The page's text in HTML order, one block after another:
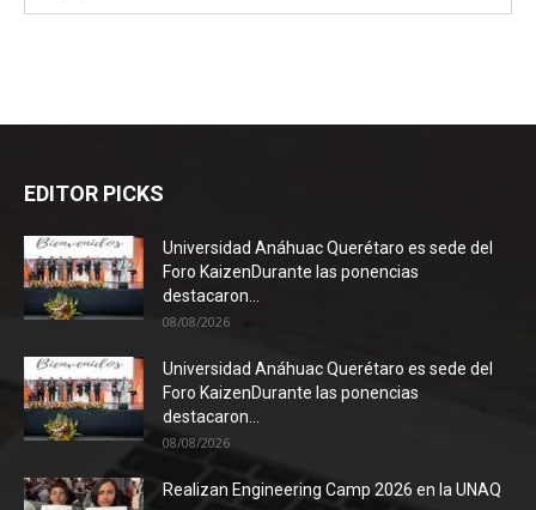
EDITOR PICKS
Universidad Anáhuac Querétaro es sede del
Foro KaizenDurante las ponencias
destacaron...
08/08/2026
Universidad Anáhuac Querétaro es sede del
Foro KaizenDurante las ponencias
destacaron...
08/08/2026
Realizan Engineering Camp 2026 en la UNAQ